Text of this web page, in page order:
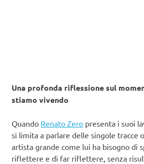
Una profonda riflessione sul
stiamo vivendo
Quando Renato Zero presenta i suoi
si limita a parlare delle singole tracce
artista grande come lui ha bisogno di
riflettere e di far riflettere, senza